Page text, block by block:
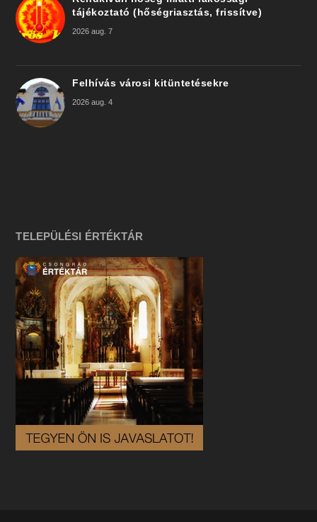
tájékoztató (hőségriasztás, frissítve)
2026 aug. 7
Felhívás városi kitüntetésekre
2026 aug. 4
TELEPÜLÉSI ÉRTÉKTÁR